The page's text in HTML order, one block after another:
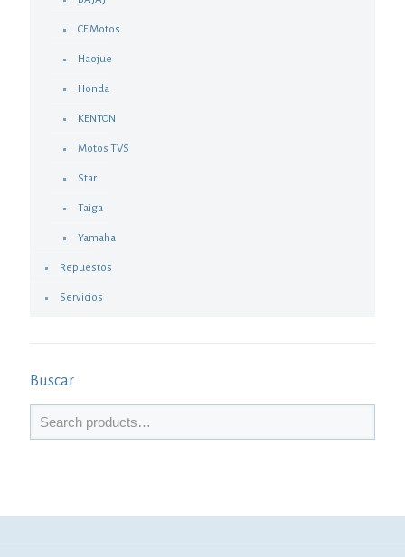
CF Motos
Haojue
Honda
KENTON
Motos TVS
Star
Taiga
Yamaha
Repuestos
Servicios
Buscar